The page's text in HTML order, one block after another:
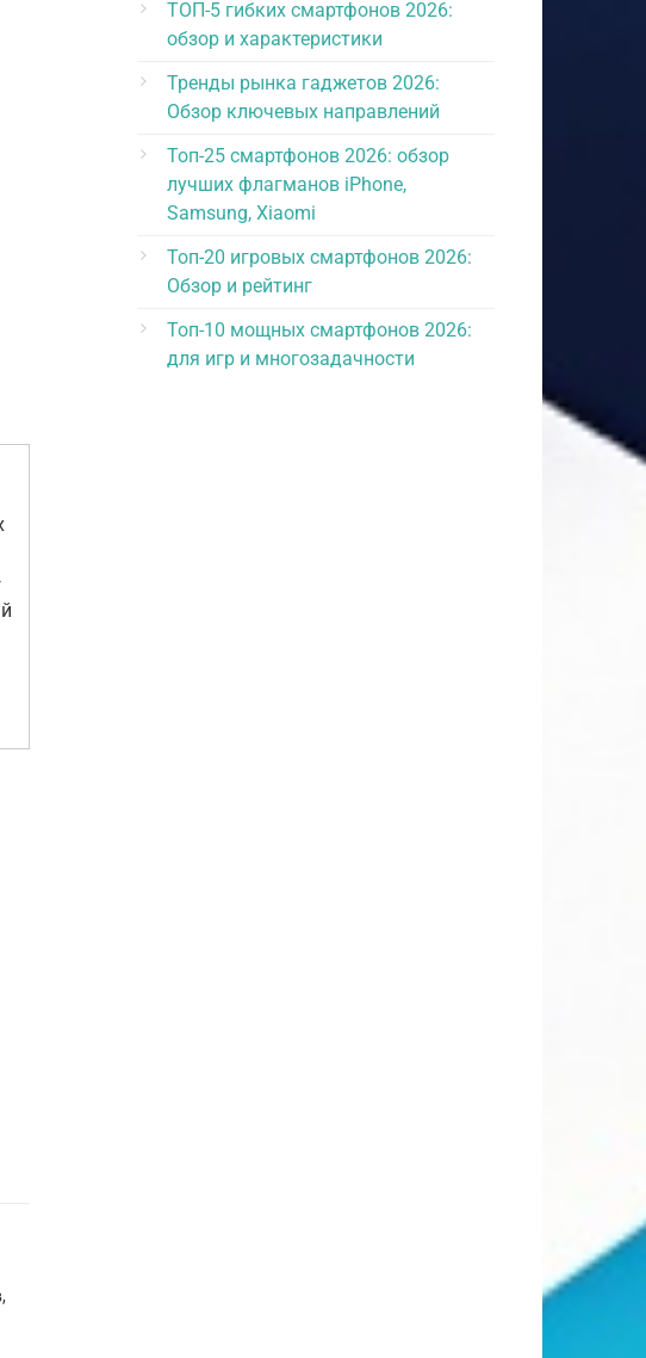
ТОП-5 гибких смартфонов 2026:
обзор и характеристики
Тренды рынка гаджетов 2026:
Обзор ключевых направлений
Топ-25 смартфонов 2026: обзор
лучших флагманов iPhone,
Samsung, Xiaomi
Топ-20 игровых смартфонов 2026:
Обзор и рейтинг
Топ-10 мощных смартфонов 2026:
для игр и многозадачности